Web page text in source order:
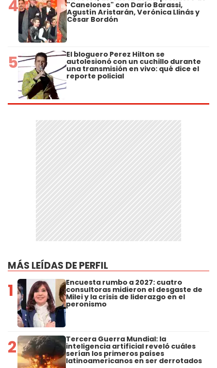
4 "Canelones" con Darío Barassi,
Agustín Aristarán, Verónica Llinás y
César Bordón
5 El bloguero Perez Hilton se
autolesionó con un cuchillo durante
una transmisión en vivo: qué dice el
reporte policial
MÁS LEÍDAS DE PERFIL
1 Encuesta rumbo a 2027: cuatro
consultoras midieron el desgaste de
Milei y la crisis de liderazgo en el
peronismo
2 Tercera Guerra Mundial: la
inteligencia artificial reveló cuáles
serían los primeros países
latinoamericanos en ser derrotados